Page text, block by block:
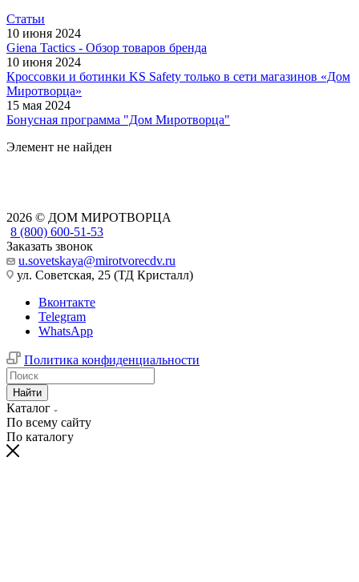
Статьи
10 июня 2024
Giena Tactics - Обзор товаров бренда
10 июня 2024
Кроссовки и ботинки KS Safety только в сети магазинов «Дом
Миротворца»
15 мая 2024
Бонусная программа "Дом Миротворца"
Элемент не найден
2026 © ДОМ МИРОТВОРЦА
8 (800) 600-51-53
Заказать звонок
u.sovetskaya@mirotvorecdv.ru
ул. Советская, 25 (ТД Кристалл)
Вконтакте
Telegram
WhatsApp
Политика конфиденциальности
Найти
Каталог
По всему сайту
По каталогу